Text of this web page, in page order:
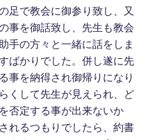
足で教会に御参り致し、又
事を御話致し、先生も教会
手の方々と一緒に話をしま
ばかりでした。併し遂に先
事を納得され御帰りになり
くして先生が見えられ、ど
否定する事が出来ないか
れるつもりでしたら、約書